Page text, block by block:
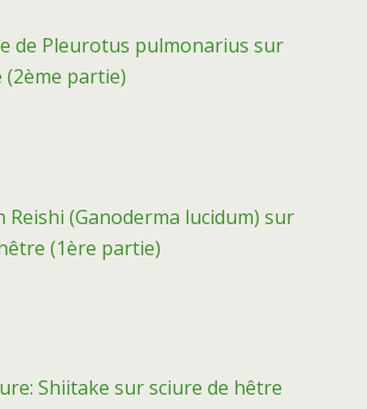
de Pleurotus pulmonarius sur
(2ème partie)
Reishi (Ganoderma lucidum) sur
(1ère partie)
Shiitake sur sciure de hêtre